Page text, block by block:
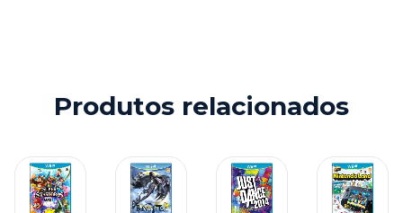
Produtos relacionados